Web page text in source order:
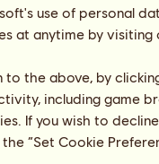
use of personal
at anytime by
to the above, by
including game
If you wish to
“Set Cookie